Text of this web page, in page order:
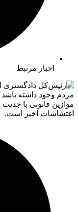
اخبار مرتبط